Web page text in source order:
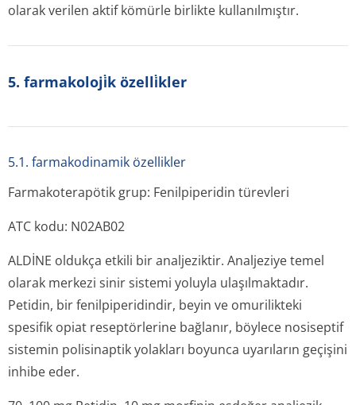
olarak verilen aktif kömürle birlikte kullanılmıştır.
5. farmakoloji̇k özelli̇kler
5.1. farmakodinamik özellikler
Farmakoterapötik grup: Fenilpiperidin türevleri
ATC kodu: N02AB02
ALDİNE oldukça etkili bir analjeziktir. Analjeziye temel
olarak merkezi sinir sistemi yoluyla ulaşılmaktadır.
Petidin, bir fenilpiperidindir, beyin ve omurilikteki
spesifik opiat reseptörlerine bağlanır, böylece nosiseptif
sistemin polisinaptik yolakları boyunca uyarıların geçişini
inhibe eder.